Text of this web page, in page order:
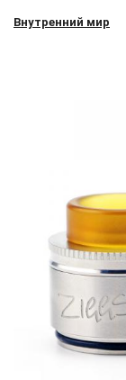
Внутренний мир